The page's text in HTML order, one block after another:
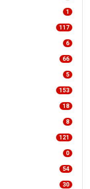
1
117
6
66
5
153
18
8
121
0
54
30